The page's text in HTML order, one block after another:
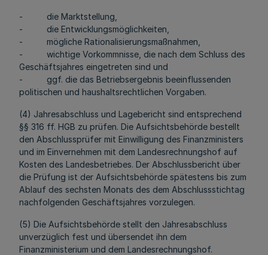
- die Marktstellung,
- die Entwicklungsmöglichkeiten,
- mögliche Rationalisierungsmaßnahmen,
- wichtige Vorkommnisse, die nach dem Schluss des
Geschäftsjahres eingetreten sind und
- ggf. die das Betriebsergebnis beeinflussenden
politischen und haushaltsrechtlichen Vorgaben.
(4) Jahresabschluss und Lagebericht sind entsprechend
§§ 316 ff. HGB zu prüfen. Die Aufsichtsbehörde bestellt
den Abschlussprüfer mit Einwilligung des Finanzministers
und im Einvernehmen mit dem Landesrechnungshof auf
Kosten des Landesbetriebes. Der Abschlussbericht über
die Prüfung ist der Aufsichtsbehörde spätestens bis zum
Ablauf des sechsten Monats des dem Abschlussstichtag
nachfolgenden Geschäftsjahres vorzulegen.
(5) Die Aufsichtsbehörde stellt den Jahresabschluss
unverzüglich fest und übersendet ihn dem
Finanzministerium und dem Landesrechnungshof.